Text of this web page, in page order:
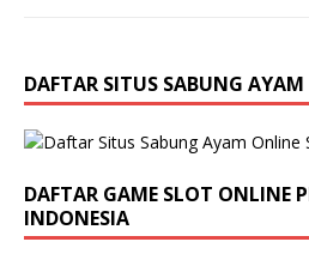
DAFTAR SITUS SABUNG
DAFTAR GAME SLOT ONLINE
INDONESIA